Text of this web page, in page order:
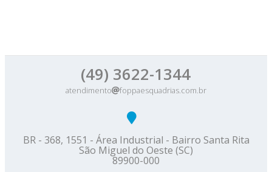
(49) 3622-1344
atendimento foppaesquadrias.com.br
BR - 368, 1551 - Área Industrial - Bairro Santa Rita
São Miguel do Oeste (SC)
89900-000